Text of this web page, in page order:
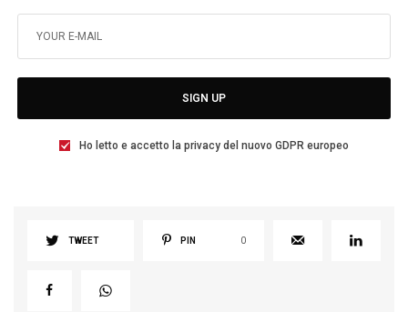
SIGN UP
Ho letto e accetto la privacy del nuovo GDPR europeo
TWEET PIN 0